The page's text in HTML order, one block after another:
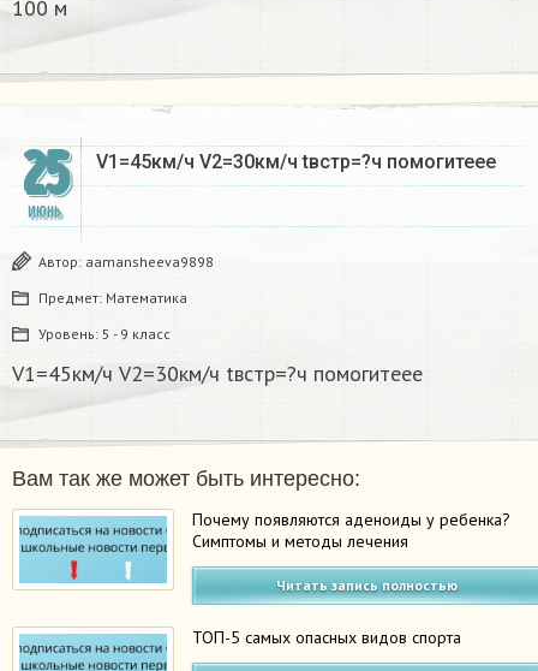
100 м
25
ИЮНЬ
V1=45км/ч V2=30км/ч tвстр=?ч помогитеее​
Автор: aamansheeva9898
Предмет: Математика
Уровень: 5 - 9 класс
V1=45км/ч V2=30км/ч tвстр=?ч помогитеее​
Вам так же может быть интересно:
Почему появляются аденоиды у ребенка?
Симптомы и методы лечения
Читать запись полностью
ТОП-5 самых опасных видов спорта